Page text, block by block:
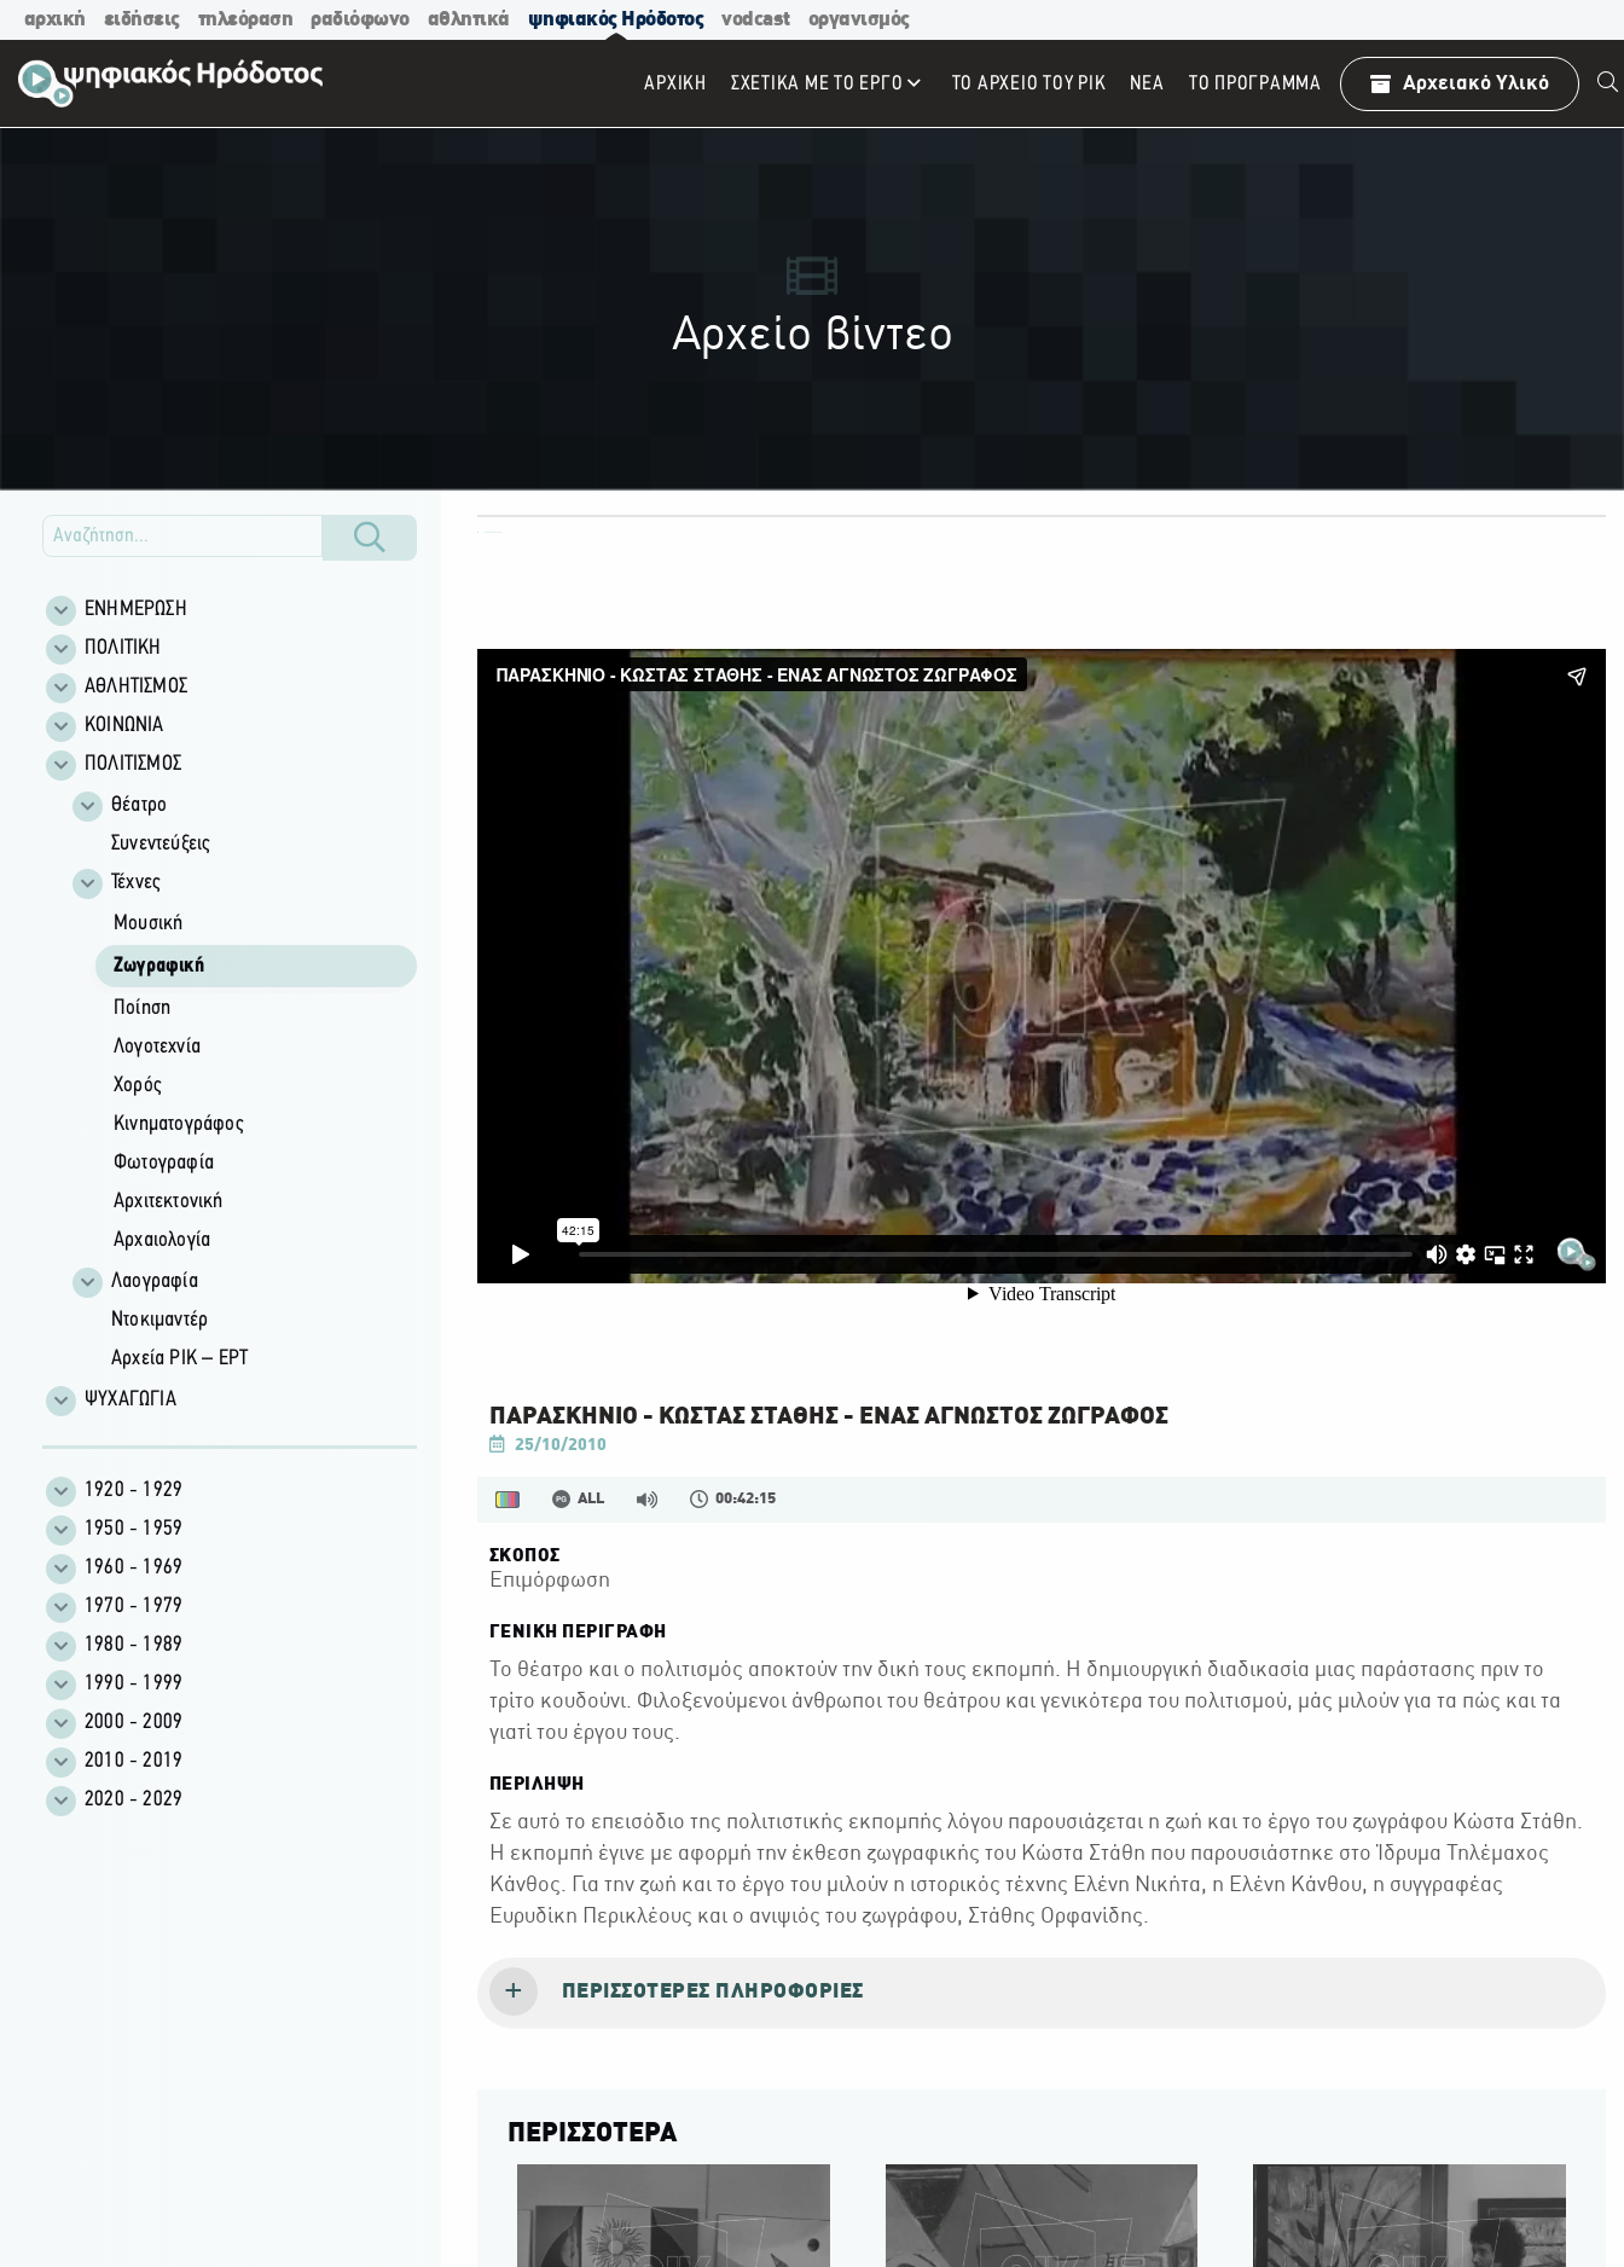
αρχική ειδήσεις τηλεόραση ραδιόφωνο αθλητικά ψηφιακός Ηρόδοτος vodcast οργανισμός
ΑΡΧΙΚΉ ΣΧΕΤΙΚΑ ΜΕ ΤΟ ΕΡΓΟ ΤΟ ΑΡΧΕΙΟ ΤΟΥ ΡΙΚ ΝΕΑ TO ΠΡΌΓΡΑΜΜΑ Αρχειακό Υλικό
Αρχείο βίντεο
ΕΝΗΜΕΡΩΣΗ
ΠΟΛΙΤΙΚΗ
ΑΘΛΗΤΙΣΜΟΣ
ΚΟΙΝΩΝΙΑ
ΠΟΛΙΤΙΣΜΟΣ
Θέατρο
Συνεντεύξεις
Τέχνες
Μουσική
Ζωγραφική
Ποίηση
Λογοτεχνία
Χορός
Κινηματογράφος
Φωτογραφία
Αρχιτεκτονική
Αρχαιολογία
Λαογραφία
Ντοκιμαντέρ
Αρχεία ΡΙΚ – ΕΡΤ
ΨΥΧΑΓΩΓΙΑ
1920 - 1929
1950 - 1959
1960 - 1969
1970 - 1979
1980 - 1989
1990 - 1999
2000 - 2009
2010 - 2019
2020 - 2029
ΠΑΡΑΣΚΗΝΙΟ - ΚΩΣΤΑΣ ΣΤΑΘΗΣ - ΕΝΑΣ ΑΓΝΩΣΤΟΣ ΖΩΓΡΑΦΟΣ
25/10/2010
ALL 00:42:15
ΣΚΟΠΟΣ
Επιμόρφωση
ΓΕΝΙΚΉ ΠΕΡΙΓΡΑΦΉ
Το θέατρο και ο πολιτισμός αποκτούν την δική τους εκπομπή. Η δημιουργική διαδικασία μιας παράστασης πριν το
τρίτο κουδούνι. Φιλοξενούμενοι άνθρωποι του θεάτρου και γενικότερα του πολιτισμού, μάς μιλούν για τα πώς και τα
γιατί του έργου τους.
ΠΕΡΙΛΗΨΗ
Σε αυτό το επεισόδιο της πολιτιστικής εκπομπής λόγου παρουσιάζεται η ζωή και το έργο του ζωγράφου Κώστα Στάθη.
Η εκπομπή έγινε με αφορμή την έκθεση ζωγραφικής του Κώστα Στάθη που παρουσιάστηκε στο Ίδρυμα Τηλέμαχος
Κάνθος. Για την ζωή και το έργο του μιλούν η ιστορικός τέχνης Ελένη Νικήτα, η Ελένη Κάνθου, η συγγραφέας
Ευρυδίκη Περικλέους και ο ανιψιός του ζωγράφου, Στάθης Ορφανίδης.
ΠΕΡΙΣΣΌΤΕΡΕΣ ΠΛΗΡΟΦΟΡΊΕΣ
ΠΕΡΙΣΣΟΤΕΡΑ